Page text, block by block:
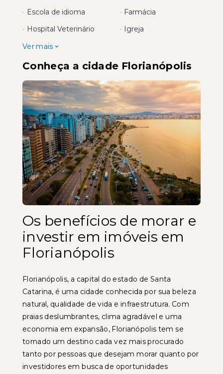
• Escola de idioma • Farmácia
• Hospital Veterinário • Igreja
Ver mais
Conheça a cidade Florianópolis
Os benefícios de morar e
investir em imóveis em
Florianópolis
Florianópolis, a capital do estado de Santa
Catarina, é uma cidade conhecida por sua beleza
natural, qualidade de vida e infraestrutura. Com
praias deslumbrantes, clima agradável e uma
economia em expansão, Florianópolis tem se
tornado um destino cada vez mais procurado
tanto por pessoas que desejam morar quanto por
investidores em busca de oportunidades